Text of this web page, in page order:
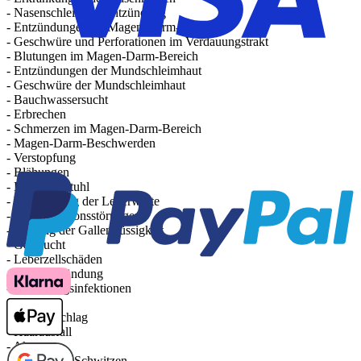
- Nasenschleimhautentzündung
- Entzündungen im Magen-Darm-Bereich
- Geschwüre und Perforationen im Verdauungstrakt
- Blutungen im Magen-Darm-Bereich
- Entzündungen der Mundschleimhaut
- Geschwüre der Mundschleimhaut
- Bauchwassersucht
- Erbrechen
- Schmerzen im Magen-Darm-Bereich
- Magen-Darm-Beschwerden
- Verstopfung
- Blähungen
- Lockerer Stuhl
- Veränderung der Leberwerte
- Leberfunktionsstörungen
- Stauung der Gallenflüssigkeit
- Gelbsucht
- Leberzellschäden
- Leberentzündung
- Gallenwegsinfektionen
- Juckreiz
- Hautausschlag
- Haarausfall
- Akne